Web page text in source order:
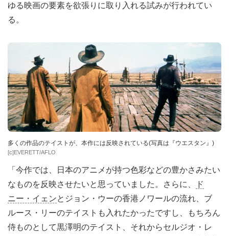
ゆる映画の要素を欲張りに取り入れる試みが行われてい
る。
多くの作品のテイストが、本作には反映されている(写真は『ウエスタン』)
[c]EVERETT/AFLO
「今作では、日本のアニメが持つ色彩などの豊かさみたい
なものを反映させたいと思っていました。さらに、
ド
ニー・イェンとジョン・ウーの香港ノワールの流れ、ブ
ルース・リーのテイストも入れたかったですし、もちろん
侍ものとして黒澤明のテイスト、それからセルジオ・レ